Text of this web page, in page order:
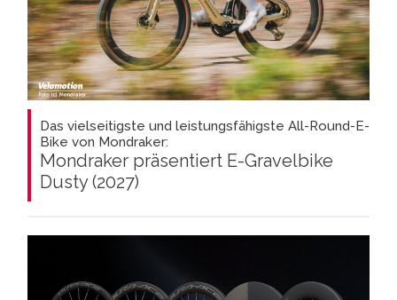
Das vielseitigste und leistungsfähigste All-Round-E-
Bike von Mondraker:
Mondraker präsentiert E-Gravelbike
Dusty (2027)